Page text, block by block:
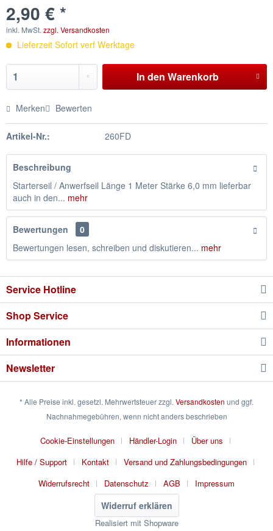
2,90 € *
inkl. MwSt. zzgl. Versandkosten
Lieferzeit Sofort verf Werktage
In den Warenkorb
Merken Bewerten
Artikel-Nr.: 260FD
Beschreibung
Starterseil / Anwerfseil Länge 1 Meter Stärke 6,0 mm lieferbar
auch in den... mehr
Bewertungen
0
Bewertungen lesen, schreiben und diskutieren... mehr
Service Hotline
Shop Service
Informationen
Newsletter
* Alle Preise inkl. gesetzl. Mehrwertsteuer zzgl. Versandkosten und ggf.
Nachnahmegebühren, wenn nicht anders beschrieben
Cookie-Einstellungen Händler-Login
Über uns
Hilfe / Support
Kontakt
Versand und Zahlungsbedingungen
Widerrufsrecht
Datenschutz AGB Impressum
Widerruf erklären
Realisiert mit Shopware